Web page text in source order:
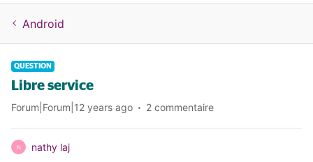
Android
QUESTION
Libre service
Forum|Forum|12 years ago 2 commentaire
N nathy laj